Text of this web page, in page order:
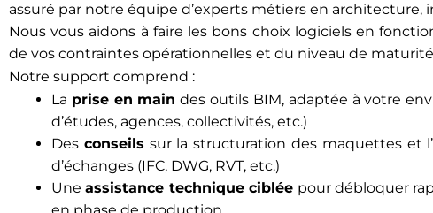
assuré par notre équipe d’experts métiers en architecture,
Nous vous aidons à faire les bons choix logiciels en
de vos contraintes opérationnelles et du niveau de
Notre support comprend :
La prise en main des outils BIM, adaptée à votre
d’études, agences, collectivités, etc.)
Des conseils sur la structuration des maquettes et
d’échanges (IFC, DWG, RVT, etc.)
Uneassistance technique ciblée pour débloquer